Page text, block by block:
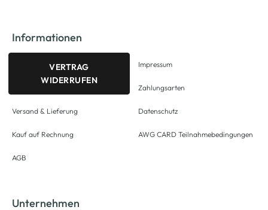
Informationen
VERTRAG
WIDERRUFEN
Versand & Lieferung
Kauf auf Rechnung
AGB
Impressum
Zahlungsarten
Datenschutz
AWG CARD Teilnahmebedingungen
Unternehmen